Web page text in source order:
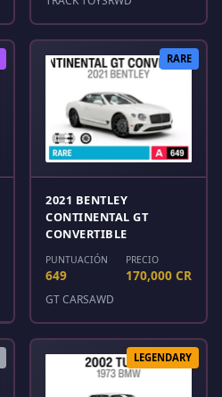
RARE
2021 BENTLEY
CONTINENTAL GT
CONVERTIBLE
PUNTUACIÓN
649
PRECIO
170,000 CR
GT CARSAWD
LEGENDARY